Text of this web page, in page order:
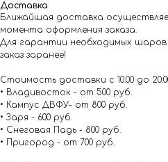
Доставка
Ближайшая доставка
момента оформления заказа.
Для гарантии необходимых
заказ заранее!
Стоимость доставки с 10.00 до
• Владивосток - от 500 руб.
• Кампус ДВФУ- от 800 руб.
• Заря - 600 руб.
• Снеговая Падь - 800 руб.
• Пригород - от 700 руб.